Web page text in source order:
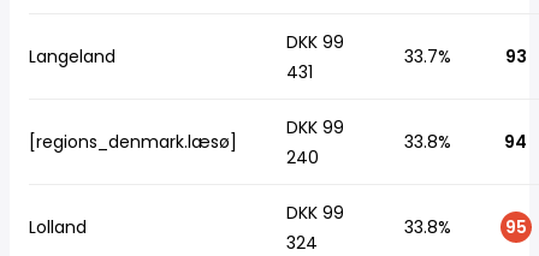
Langeland
DKK 99
431
33.7% 93
[regions_denmark.læsø]
DKK 99
240
33.8% 94
Lolland
DKK 99
324
33.8% 95